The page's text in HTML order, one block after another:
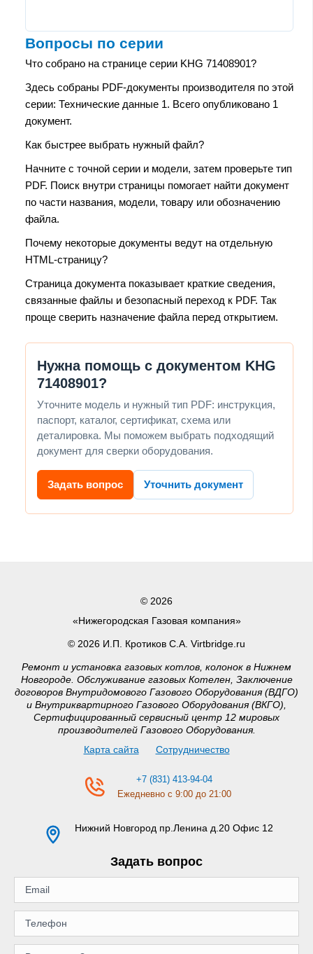
Вопросы по серии
Что собрано на странице серии KHG 71408901?
Здесь собраны PDF-документы производителя по этой
серии: Технические данные 1. Всего опубликовано 1
документ.
Как быстрее выбрать нужный файл?
Начните с точной серии и модели, затем проверьте тип
PDF. Поиск внутри страницы помогает найти документ
по части названия, модели, товару или обозначению
файла.
Почему некоторые документы ведут на отдельную
HTML-страницу?
Страница документа показывает краткие сведения,
связанные файлы и безопасный переход к PDF. Так
проще сверить назначение файла перед открытием.
Нужна помощь с документом KHG
71408901?
Уточните модель и нужный тип PDF: инструкция,
паспорт, каталог, сертификат, схема или
деталировка. Мы поможем выбрать подходящий
документ для сверки оборудования.
Задать вопрос Уточнить документ
© 2026
«Нижегородская Газовая компания»
© 2026 И.П. Кротиков С.А. Virtbridge.ru
Ремонт и установка газовых котлов, колонок в Нижнем
Новгороде. Обслуживание газовых Котелен, Заключение
договоров Внутридомового Газового Оборудования (ВДГО)
и Внутриквартирного Газового Оборудования (ВКГО),
Сертифицированный сервисный центр 12 мировых
производителей Газового Оборудования.
Карта сайта
Сотрудничество
+7 (831) 413-94-04
Ежедневно с 9:00 до 21:00
Нижний Новгород пр.Ленина д.20 Офис 12
Задать вопрос